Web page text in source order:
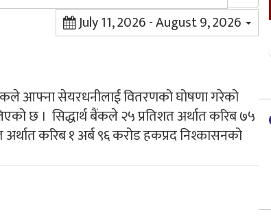
July 11, 2026 - August 9, 2026
आफ्ना सेयरधनीलाई वितरणको घोषणा गरेको
छ । सिद्धार्थ बैंकले २५ प्रतिशत अर्थात करिब ७५
करिब १ अर्ब ९६ करोड हकप्रद निश्कासनको